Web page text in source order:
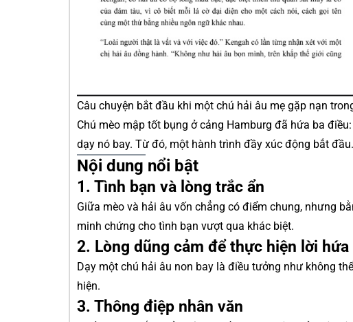
Câu chuyện bắt đầu khi một chú hải âu mẹ gặp nạn
Chú mèo mập tốt bụng ở cảng Hamburg đã hứa ba
dạy nó bay. Từ đó, một hành trình đầy xúc động bắt đầu.
Nội dung nổi bật
1. Tình bạn và lòng trắc ẩn
Giữa mèo và hải âu vốn chẳng có điểm chung, nhưng
minh chứng cho tình bạn vượt qua khác biệt.
2. Lòng dũng cảm để thực hiện lời hứa
Dạy một chú hải âu non bay là điều tưởng như không
hiện.
3. Thông điệp nhân văn